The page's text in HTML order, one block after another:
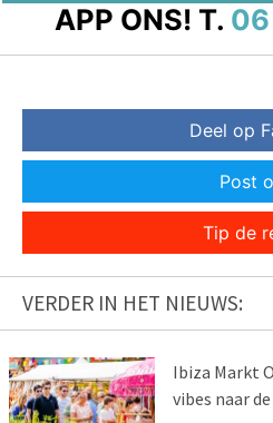
APP ONS! T. 06
Deel op
Post
Tip de
VERDER IN HET NIEUWS:
Ibiza Markt
vibes naar